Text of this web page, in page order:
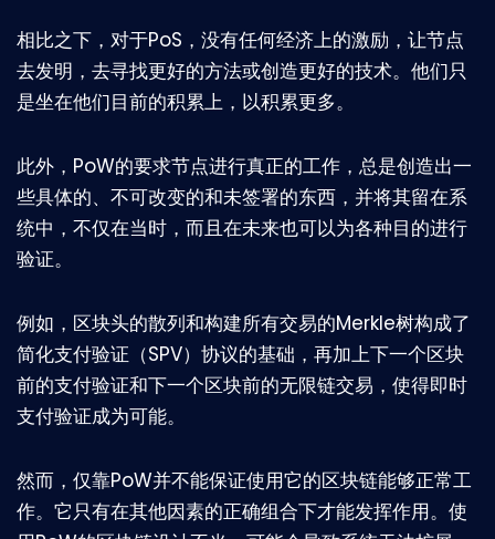
相比之下，对于PoS，没有任何经济上的激励，让节点
去发明，去寻找更好的方法或创造更好的技术。他们只
是坐在他们目前的积累上，以积累更多。
此外，PoW的要求节点进行真正的工作，总是创造出一
些具体的、不可改变的和未签署的东西，并将其留在系
统中，不仅在当时，而且在未来也可以为各种目的进行
验证。
例如，区块头的散列和构建所有交易的Merkle树构成了
简化支付验证（SPV）协议的基础，再加上下一个区块
前的支付验证和下一个区块前的无限链交易，使得即时
支付验证成为可能。
然而，仅靠PoW并不能保证使用它的区块链能够正常工
作。它只有在其他因素的正确组合下才能发挥作用。使